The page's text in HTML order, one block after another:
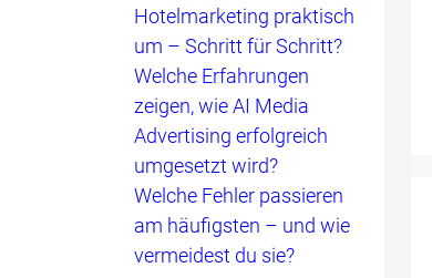
Hotelmarketing praktisch
um – Schritt für Schritt?
Welche Erfahrungen
zeigen, wie AI Media
Advertising erfolgreich
umgesetzt wird?
Welche Fehler passieren
am häufigsten – und wie
vermeidest du sie?